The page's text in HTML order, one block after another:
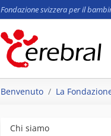
Fondazione svizzera per il
Benvenuto La
Chi siamo